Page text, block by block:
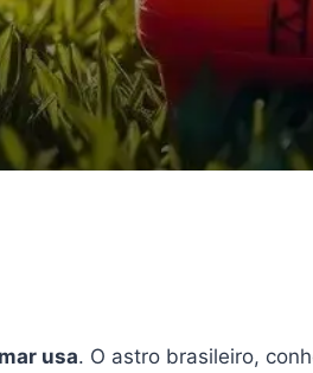
usa. O astro brasileiro,